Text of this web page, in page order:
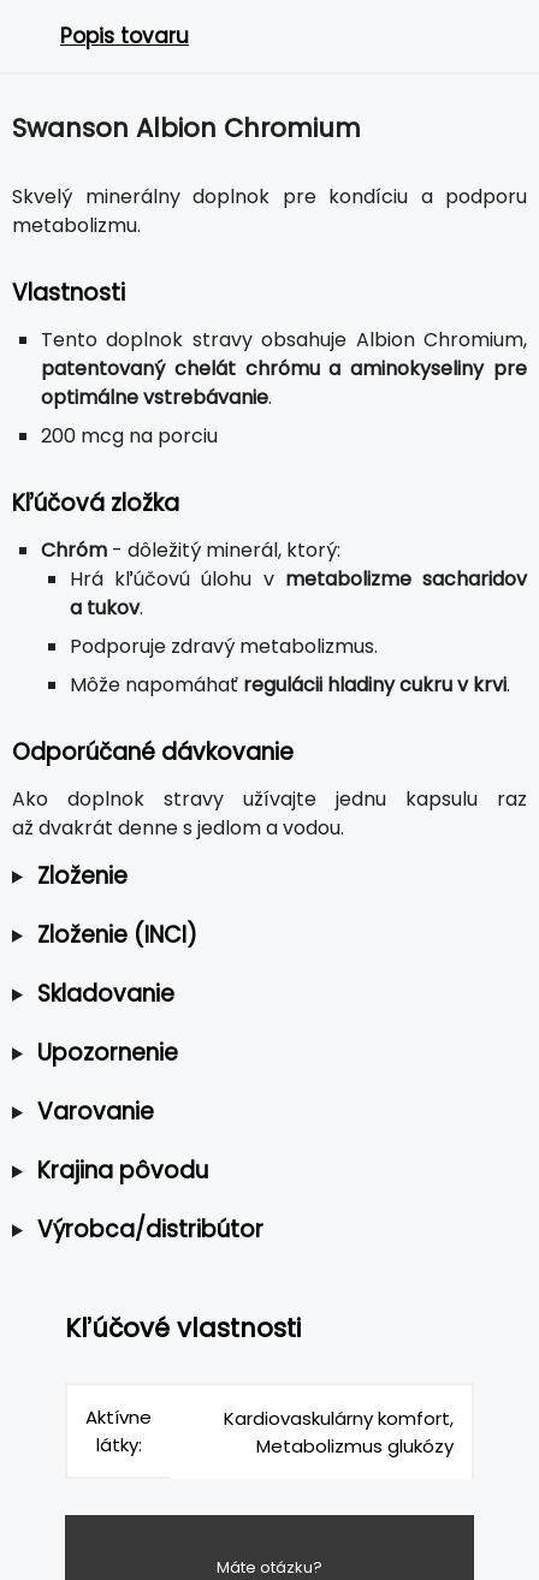
Popis tovaru
Swanson Albion Chromium
Skvelý minerálny doplnok pre kondíciu a podporu
metabolizmu.
Vlastnosti
Tento doplnok stravy obsahuje Albion Chromium,
patentovaný chelát chrómu a aminokyseliny pre
optimálne vstrebávanie.
200 mcg na porciu
Kľúčová zložka
Chróm - dôležitý minerál, ktorý:
Hrá kľúčovú úlohu v metabolizme sacharidov
a tukov.
Podporuje zdravý metabolizmus.
Môže napomáhať regulácii hladiny cukru v krvi.
Odporúčané dávkovanie
Ako doplnok stravy užívajte jednu kapsulu raz
až dvakrát denne s jedlom a vodou.
Zloženie
Zloženie (INCI)
Skladovanie
Upozornenie
Varovanie
Krajina pôvodu
Výrobca/distribútor
Kľúčové vlastnosti
Aktívne
látky:
Kardiovaskulárny komfort,
Metabolizmus glukózy
Máte otázku?